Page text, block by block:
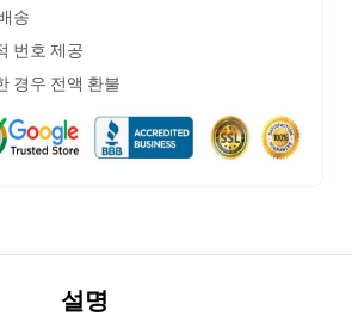
송
번호 제공
경우 전액 환불
설명